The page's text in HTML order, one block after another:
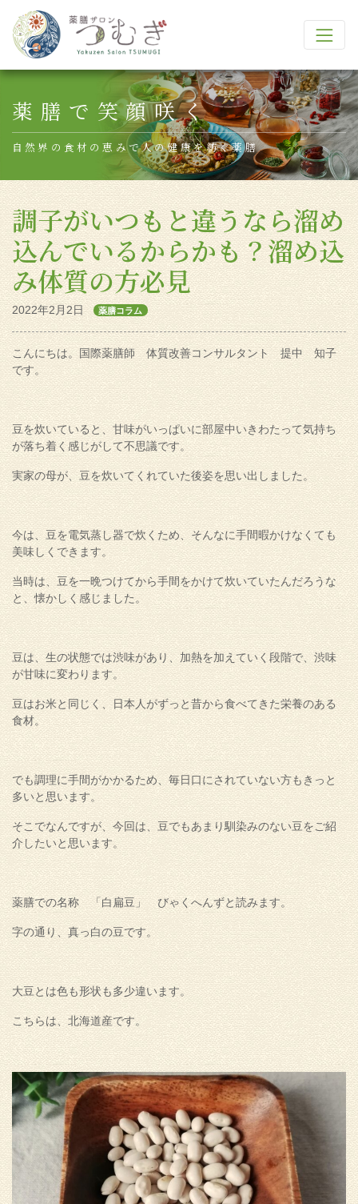
Main Navigation
薬膳で笑顔咲く
自然界の食材の恵みで人の健康を紡ぐ薬膳
調子がいつもと違うなら溜め
込んでいるからかも？溜め込
み体質の方必見
2022年2月2日 薬膳コラム
こんにちは。国際薬膳師 体質改善コンサルタント 提中 知子
です。
豆を炊いていると、甘味がいっぱいに部屋中いきわたって気持ち
が落ち着く感じがして不思議です。
実家の母が、豆を炊いてくれていた後姿を思い出しました。
今は、豆を電気蒸し器で炊くため、そんなに手間暇かけなくても
美味しくできます。
当時は、豆を一晩つけてから手間をかけて炊いていたんだろうな
と、懐かしく感じました。
豆は、生の状態では渋味があり、加熱を加えていく段階で、渋味
が甘味に変わります。
豆はお米と同じく、日本人がずっと昔から食べてきた栄養のある
食材。
でも調理に手間がかかるため、毎日口にされていない方もきっと
多いと思います。
そこでなんですが、今回は、豆でもあまり馴染みのない豆をご紹
介したいと思います。
薬膳での名称 「白扁豆」 びゃくへんずと読みます。
字の通り、真っ白の豆です。
大豆とは色も形状も多少違います。
こちらは、北海道産です。